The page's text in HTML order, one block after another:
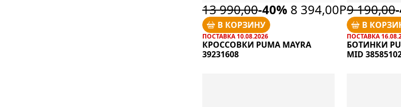
13 990,00-40% 8 394,00Р
В КОРЗИНУ
ПОСТАВКА 10.08.2026
КРОССОВКИ PUMA MAYRA
39231608
9 190,00
В
ПОСТАВКА
БОТИНКИ
MID